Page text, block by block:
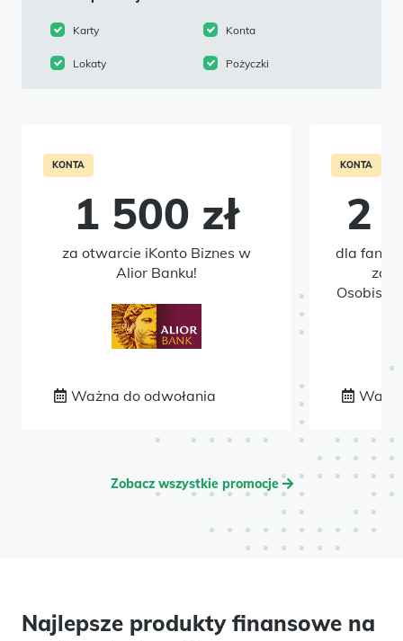
Karty Konta
Lokaty Pożyczki
KONTA
1 500 zł
za otwarcie iKonto Biznes w
Alior Banku!
Ważna do odwołania
KONTA
2
dla
Zobacz wszystkie promocje
Najlepsze produkty finansowe na